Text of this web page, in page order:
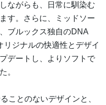
ながらも、日常に馴染む
す。さらに、ミッドソー
ブルックス独自のDNA
リジナルの快適性とデザイ
デートし、よりソフトで
。
ことのないデザインと、